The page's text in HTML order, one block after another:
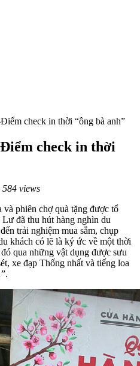
check in thời “ông bà anh”
check in thời
584 views
phiên chợ quà tặng được tổ
đã thu hút hàng nghìn du
trải nghiệm mua sắm, chụp
khách có lẽ là ký ức về một thời
qua những vật dụng được sưu
xe đạp Thống nhất và tiếng loa